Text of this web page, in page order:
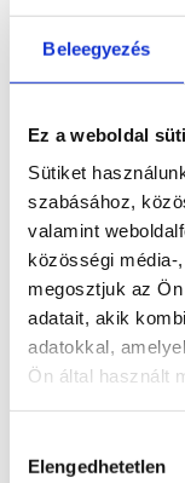
Beleegyezés
Ez a weboldal
Sütiket
szabásához,
valamint
közösségi média-
megosztjuk az
adatait, akik
adatokkal,
Ön által használt
kiválasztása
Elengedhetetlen
Tűz-